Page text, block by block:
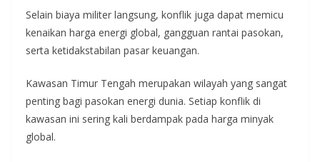
Selain biaya militer langsung, konflik juga dapat memicu
kenaikan harga energi global, gangguan rantai pasokan,
serta ketidakstabilan pasar keuangan.
Kawasan Timur Tengah merupakan wilayah yang sangat
penting bagi pasokan energi dunia. Setiap konflik di
kawasan ini sering kali berdampak pada harga minyak
global.